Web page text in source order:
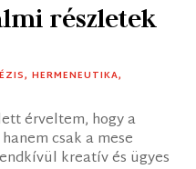
részletek
,HERMENEUTIKA,
érveltem, hogy a
csak a mese
kreatív és ügyes